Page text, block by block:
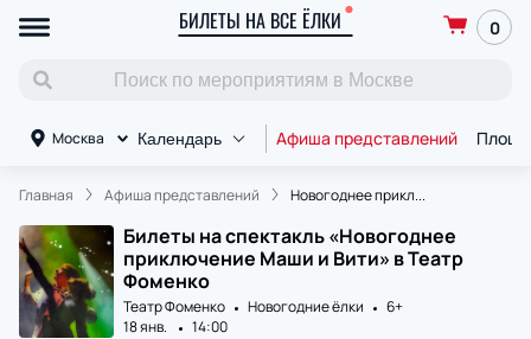
БИЛЕТЫ НА ВСЕ ЁЛКИ 0
Москва Календарь Афиша представлений
Главная Афиша представлений Новогоднее прикл...
Билеты на спектакль «Новогоднее
приключение Маши и Вити» в Театр
Фоменко
Театр Фоменко Новогодние ёлки
6+
18 янв.
14:00